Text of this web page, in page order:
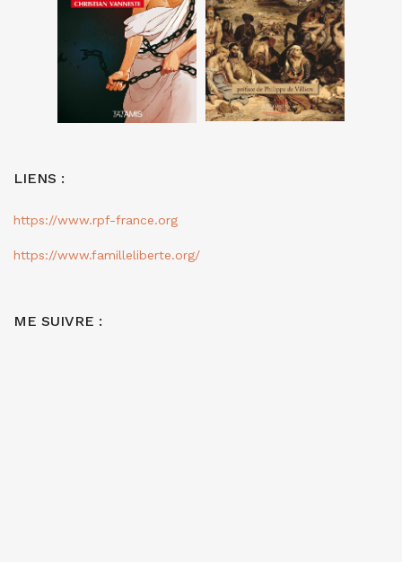
LIENS :
https://www.rpf-france.org
https://www.familleliberte.org/
ME SUIVRE :